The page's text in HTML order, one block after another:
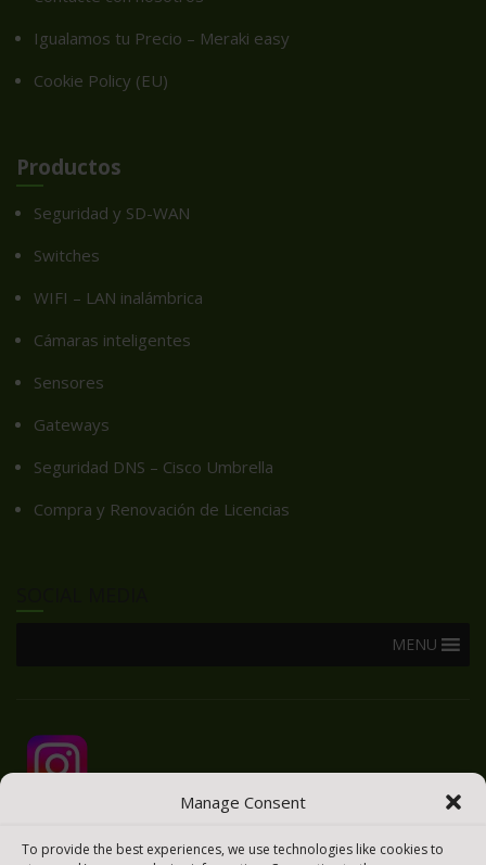
Manage Consent
To provide the best experiences, we use technologies like cookies to
Igualamos tu Precio – Meraki easy
Cookie Policy (EU)
Productos
Seguridad y SD-WAN
Switches
WIFI – LAN inalámbrica
Cámaras inteligentes
Sensores
Gateways
Seguridad DNS – Cisco Umbrella
Compra y Renovación de Licencias
MENU